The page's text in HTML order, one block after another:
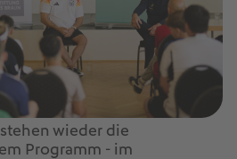
wieder die
Programm - im